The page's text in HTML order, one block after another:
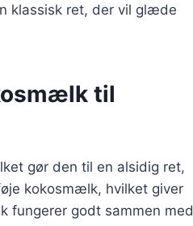
klassisk ret, der vil glæde
til
gør den til en alsidig ret,
kokosmælk, hvilket giver
fungerer godt sammen med